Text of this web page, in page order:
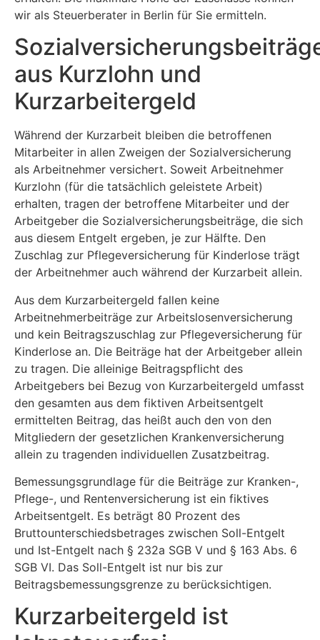
wir als Steuerberater in Berlin für Sie ermitteln.
aus Kurzlohn und
Kurzarbeitergeld
Während der Kurzarbeit bleiben die betroffenen
Mitarbeiter in allen Zweigen der Sozialversicherung
als Arbeitnehmer versichert. Soweit Arbeitnehmer
Kurzlohn (für die tatsächlich geleistete Arbeit)
erhalten, tragen der betroffene Mitarbeiter und der
Arbeitgeber die Sozialversicherungsbeiträge, die sich
aus diesem Entgelt ergeben, je zur Hälfte. Den
Zuschlag zur Pflegeversicherung für Kinderlose trägt
der Arbeitnehmer auch während der Kurzarbeit allein.
Aus dem Kurzarbeitergeld fallen keine
Arbeitnehmerbeiträge zur Arbeitslosenversicherung
und kein Beitragszuschlag zur Pflegeversicherung für
Kinderlose an. Die Beiträge hat der Arbeitgeber allein
zu tragen. Die alleinige Beitragspflicht des
Arbeitgebers bei Bezug von Kurzarbeitergeld umfasst
den gesamten aus dem fiktiven Arbeitsentgelt
ermittelten Beitrag, das heißt auch den von den
Mitgliedern der gesetzlichen Krankenversicherung
allein zu tragenden individuellen Zusatzbeitrag.
Bemessungsgrundlage für die Beiträge zur Kranken-,
Pflege-, und Rentenversicherung ist ein fiktives
Arbeitsentgelt. Es beträgt 80 Prozent des
Bruttounterschiedsbetrages zwischen Soll-Entgelt
und Ist-Entgelt nach § 232a SGB V und § 163 Abs. 6
SGB VI. Das Soll-Entgelt ist nur bis zur
Beitragsbemessungsgrenze zu berücksichtigen.
Kurzarbeitergeld ist